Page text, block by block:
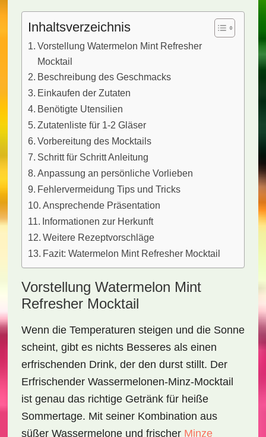
Inhaltsverzeichnis
Vorstellung Watermelon Mint Refresher
Mocktail
Beschreibung des Geschmacks
Einkaufen der Zutaten
Benötigte Utensilien
Zutatenliste für 1-2 Gläser
Vorbereitung des Mocktails
Schritt für Schritt Anleitung
Anpassung an persönliche Vorlieben
Fehlervermeidung Tips und Tricks
Ansprechende Präsentation
Informationen zur Herkunft
Weitere Rezeptvorschläge
Fazit: Watermelon Mint Refresher Mocktail
Vorstellung Watermelon Mint
Refresher Mocktail
Wenn die Temperaturen steigen und die Sonne
scheint, gibt es nichts Besseres als einen
erfrischenden Drink, der den durst stillt. Der
Erfrischender Wassermelonen-Minz-Mocktail
ist genau das richtige Getränk für heiße
Sommertage. Mit seiner Kombination aus
süßer Wassermelone und frischer Minze